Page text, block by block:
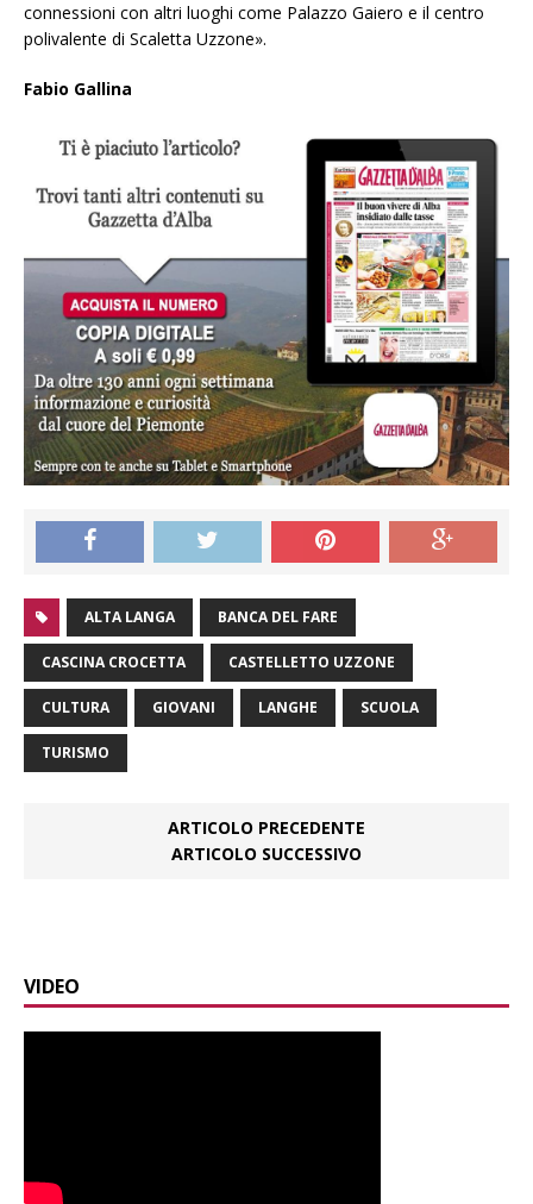
connessioni con altri luoghi come Palazzo Gaiero e il centro
polivalente di Scaletta Uzzone».
Fabio Gallina
ALTA LANGA BANCA DEL FARE
CASCINA CROCETTA CASTELLETTO UZZONE
CULTURA GIOVANI LANGHE SCUOLA
TURISMO
ARTICOLO PRECEDENTE
ARTICOLO SUCCESSIVO
VIDEO